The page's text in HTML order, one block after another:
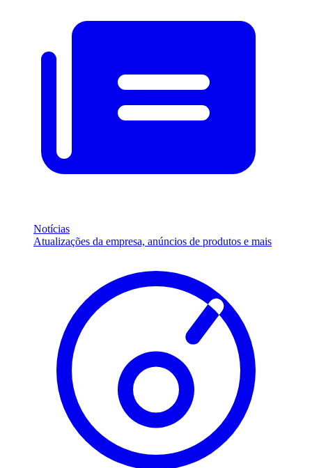
Notícias
Atualizações da empresa, anúncios de produtos e mais